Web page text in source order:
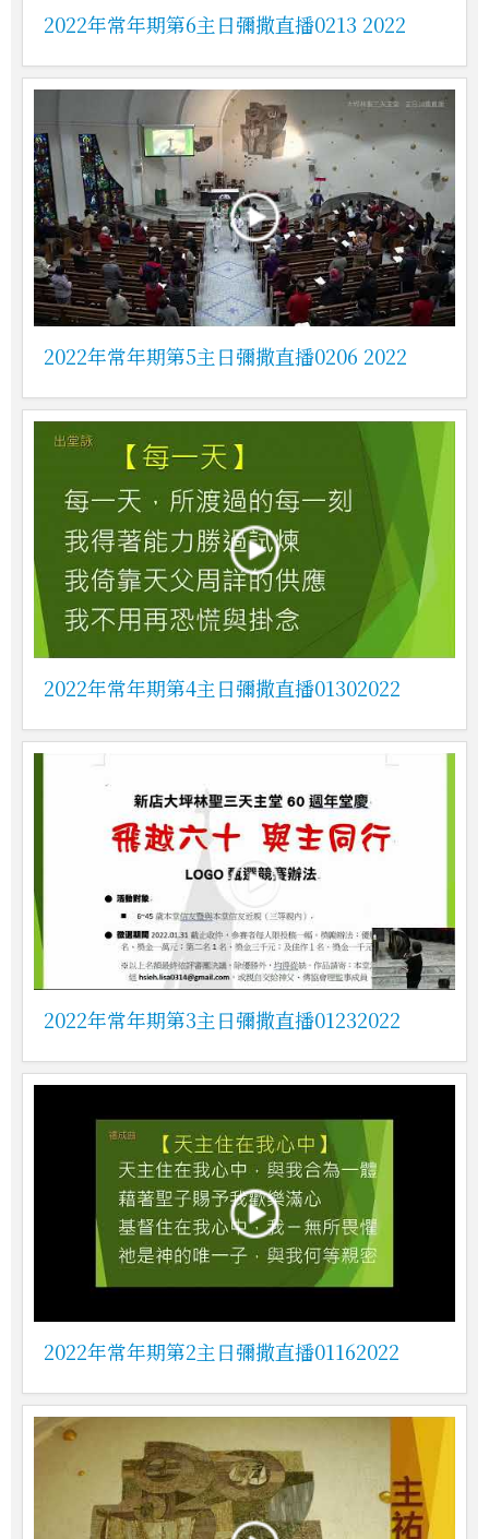
2022年常年期第6主日彌撒直播0213 2022
2022年常年期第5主日彌撒直播0206 2022
2022年常年期第4主日彌撒直播01302022
2022年常年期第3主日彌撒直播01232022
2022年常年期第2主日彌撒直播01162022